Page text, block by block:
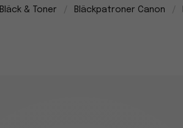
Bläck & Toner Bläckpatroner Canon